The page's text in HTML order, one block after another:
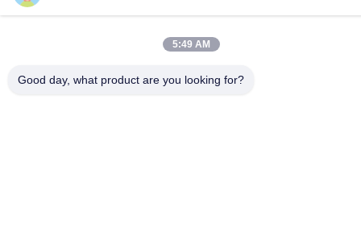
5:49 AM
Good day, what product are you looking for?